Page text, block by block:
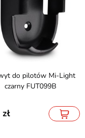
czarny FUT099B